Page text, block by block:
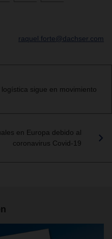
raquel.forte@dachser.com
sigue en movimiento
en Europa debido al
coronavirus Covid-19